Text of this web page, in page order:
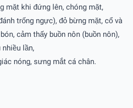
mặt khi đứng lên, chóng mặt,
trống ngực), đỏ bừng mặt, cổ và
cảm thấy buồn nôn (buồn nôn),
nhiều lần,
nóng, sưng mắt cá chân.